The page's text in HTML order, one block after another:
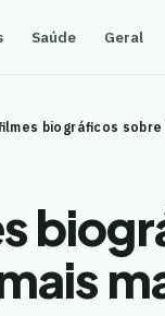
Saúde Geral
biográficos